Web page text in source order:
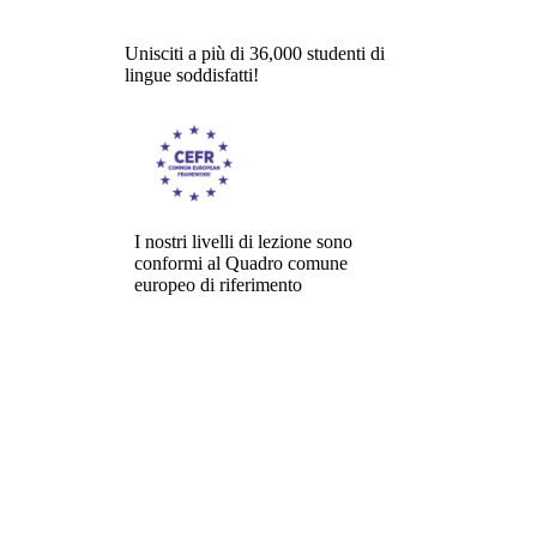
Unisciti a più di 36,000 studenti di
lingue soddisfatti!
I nostri livelli di lezione sono
conformi al Quadro comune
europeo di riferimento